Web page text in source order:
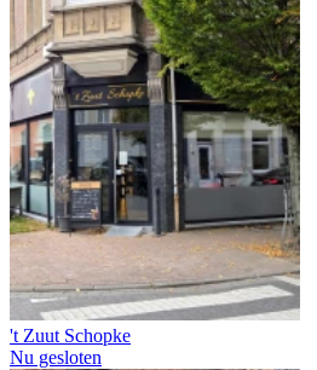
't Zuut Schopke
Nu gesloten